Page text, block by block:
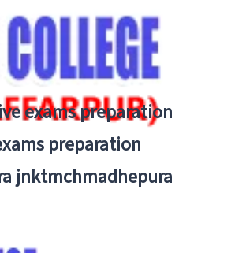
exams preparation
preparation
jnktmchmadhepura